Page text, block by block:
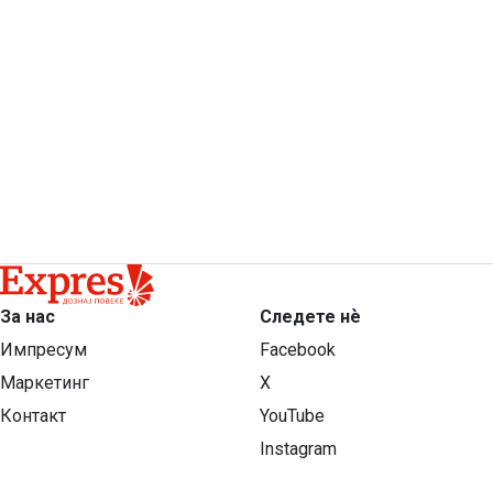
За нас
Импресум
Маркетинг
Контакт
Следете нѐ
Facebook
X
YouTube
Instagram